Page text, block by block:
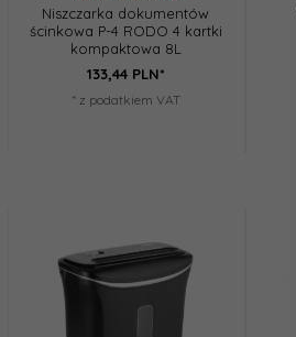
Niszczarka dokumentów
ścinkowa P-4 RODO 4 kartki
kompaktowa 8L
133,44 PLN*
* z podatkiem VAT